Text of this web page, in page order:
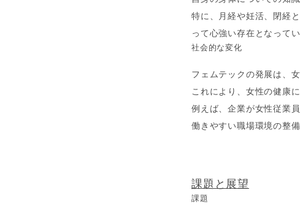
特に、月経や妊活、閉経
って心強い存在となってい
社会的な変化
フェムテックの発展は、
これにより、女性の健康
例えば、企業が女性従業
働きやすい職場環境の整
課題と展望
課題